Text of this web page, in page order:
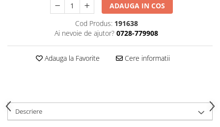
ADAUGA IN COS
Cod Produs: 191638
Ai nevoie de ajutor? 0728-779908
Adauga la Favorite Cere informatii
Descriere